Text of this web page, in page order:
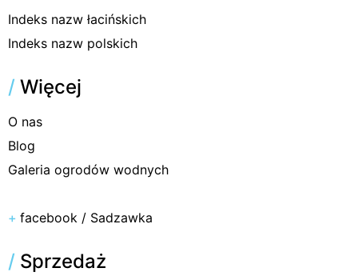
Indeks nazw łacińskich
Indeks nazw polskich
/ Więcej
O nas
Blog
Galeria ogrodów wodnych
+ facebook / Sadzawka
/ Sprzedaż